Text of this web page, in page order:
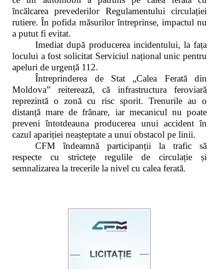
încălcarea prevederilor Regulamentului circulației
rutiere. În pofida măsurilor întreprinse, impactul nu
a putut fi evitat.
Imediat după producerea incidentului, la fața
locului a fost solicitat Serviciul național unic pentru
apeluri de urgență 112.
Întreprinderea de Stat „Calea Ferată din
Moldova” reiterează, că infrastructura feroviară
reprezintă o zonă cu risc sporit. Trenurile au o
distanță mare de frânare, iar mecanicul nu poate
preveni întotdeauna producerea unui accident în
cazul apariției neașteptate a unui obstacol pe linii.
CFM îndeamnă participanții la trafic să
respecte cu strictețe regulile de circulație și
semnalizarea la trecerile la nivel cu calea ferată.